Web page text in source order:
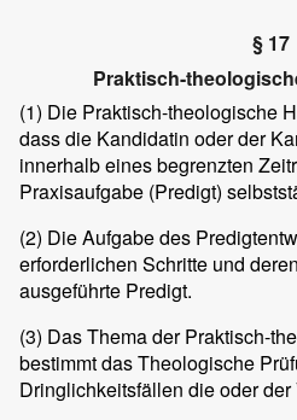
§ 17
Praktisch-
(1) Die Praktisch-theologische
dass die Kandidatin oder der
innerhalb eines begrenzten
Praxisaufgabe (Predigt)
(2) Die Aufgabe des
erforderlichen Schritte und
ausgeführte Predigt.
(3) Das Thema der Praktisch-
bestimmt das Theologische
Dringlichkeitsfällen die oder der